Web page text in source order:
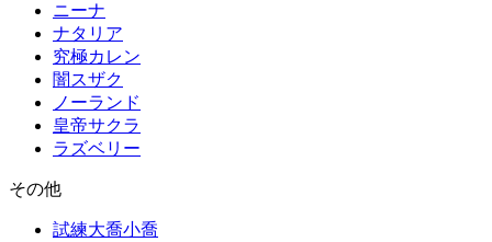
ニーナ
ナタリア
究極カレン
闇スザク
ノーランド
皇帝サクラ
ラズベリー
その他
試練大喬小喬